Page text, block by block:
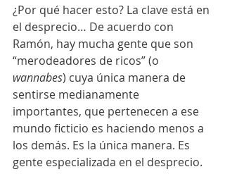
¿Por qué hacer esto? La clave está en
el desprecio… De acuerdo con
Ramón, hay mucha gente que son
“merodeadores de ricos” (o
wannabes) cuya única manera de
sentirse medianamente
importantes, que pertenecen a ese
mundo ficticio es haciendo menos a
los demás. Es la única manera. Es
gente especializada en el desprecio.